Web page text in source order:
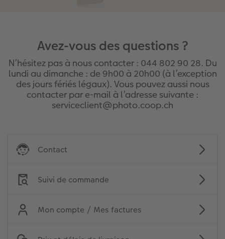
Avez-vous des questions ?
N’hésitez pas à nous contacter : 044 802 90 28. Du
lundi au dimanche : de 9h00 à 20h00 (à l’exception
des jours fériés légaux). Vous pouvez aussi nous
contacter par e-mail à l’adresse suivante :
serviceclient@photo.coop.ch
Contact
Suivi de commande
Mon compte / Mes factures